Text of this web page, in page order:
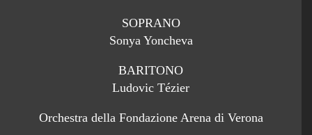
SOPRANO
Sonya Yoncheva
BARITONO
Ludovic Tézier
Orchestra della Fondazione Arena di Verona